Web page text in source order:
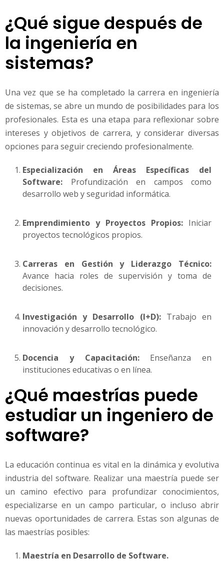
¿Qué sigue después de
la ingeniería en
sistemas?
Una vez que se ha completado la carrera en ingeniería
de sistemas, se abre un mundo de posibilidades para los
profesionales. Esta es una etapa para reflexionar sobre
intereses y objetivos de carrera, y considerar diversas
opciones para seguir creciendo profesionalmente.
Especialización en Áreas Específicas del
Software: Profundización en campos como
desarrollo web y seguridad informática.
Emprendimiento y Proyectos Propios: Iniciar
proyectos tecnológicos propios.
Carreras en Gestión y Liderazgo Técnico:
Avance hacia roles de supervisión y toma de
decisiones.
Investigación y Desarrollo (I+D):Trabajo en
innovación y desarrollo tecnológico.
Docencia y Capacitación:Enseñanza en
instituciones educativas o en línea.
¿Qué maestrías puede
estudiar un ingeniero de
software?
La educación continua es vital en la dinámica y evolutiva
industria del software. Realizar una maestría puede ser
un camino efectivo para profundizar conocimientos,
especializarse en un campo particular, o incluso abrir
nuevas oportunidades de carrera. Estas son algunas de
las maestrías posibles:
Maestría en Desarrollo de Software.